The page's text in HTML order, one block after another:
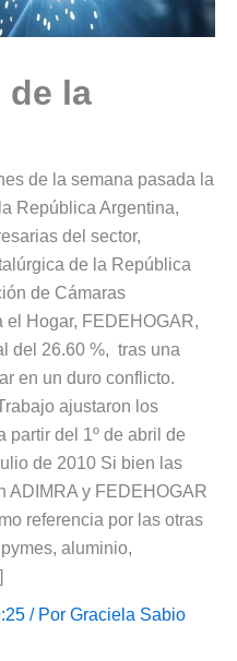
de la
de la semana pasada la
República Argentina,
del sector,
de la República
de Cámaras
el Hogar, FEDEHOGAR,
del 26.60 %, tras una
en un duro conflicto.
ajustaron los
partir del 1º de abril de
de 2010 Si bien las
ADIMRA y FEDEHOGAR
referencia por las otras
aluminio,
/ Por Graciela Sabio